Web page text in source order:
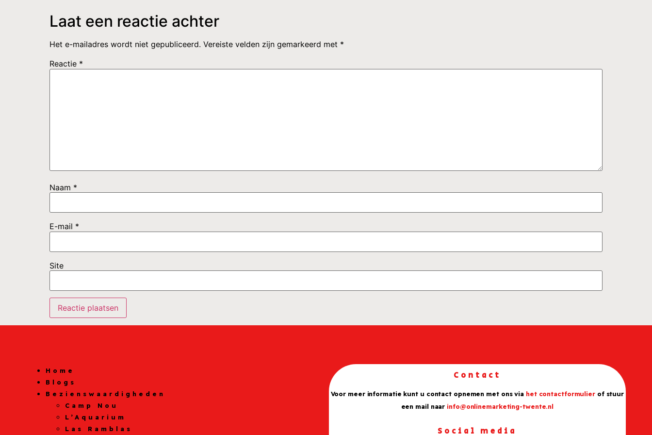
Laat een reactie achter
Het e-mailadres wordt niet gepubliceerd. Vereiste velden zijn gemarkeerd met *
Reactie *
Naam *
E-mail *
Site
Home
Blogs
Bezienswaardigheden
Camp Nou
L’Aquarium
Las Ramblas
Contact
Voor meer informatie kunt u contact opnemen met ons via het contactformulierof stuur
een mail naar info@onlinemarketing-twente.nl
Social media